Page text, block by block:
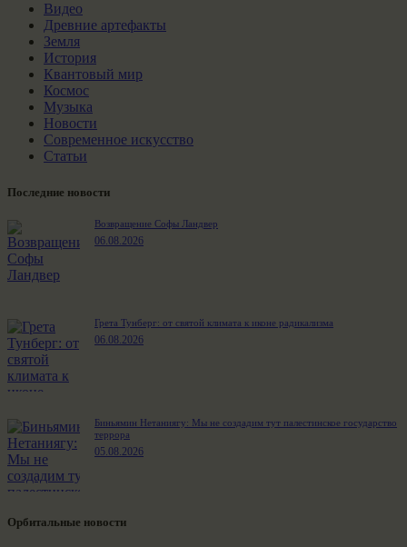
Видео
Древние артефакты
Земля
История
Квантовый мир
Космос
Музыка
Новости
Современное искусство
Статьи
Последние новости
Возвращение Софы Ландвер
06.08.2026
Грета Тунберг: от святой климата к иконе радикализма
06.08.2026
Биньямин Нетаниягу: Мы не создадим тут палестинское государство
террора
05.08.2026
Орбитальные новости